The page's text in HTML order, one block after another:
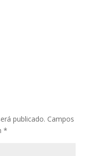
publicado. Campos
*